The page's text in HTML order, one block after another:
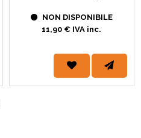
NON DISPONIBILE
11,90 € IVA inc.